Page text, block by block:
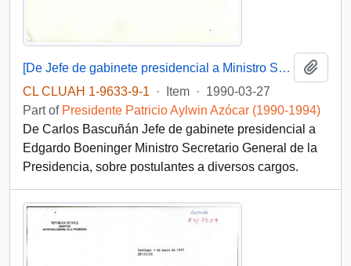
[De Jefe de gabinete presidencial a Ministro Secretario General de la Presidencia]
CL CLUAH 1-9633-9-1
· Item · 1990-03-27
Part of Presidente Patricio Aylwin Azócar (1990-1994)
De Carlos Bascuñán Jefe de gabinete presidencial a
Edgardo Boeninger Ministro Secretario General de la
Presidencia, sobre postulantes a diversos cargos.